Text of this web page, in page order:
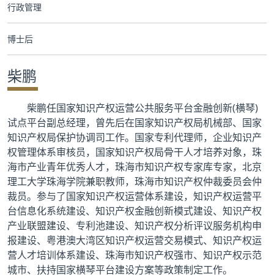
合作交流
党群工作
学生发展
校友服务
人才招聘
行政管理
博士后
柴鹏
柴鹏任国家知识产权运营公共服务平台金融创新(横琴)
试点平台副总经理，曾先后在国家知识产权局机械部、国家
知识产权局保护协调司工作。国家专利代理师，企业知识产
权管理体系审核员，国家知识产权局骨干人才培养对象，珠
海市产业青年优秀人才，珠海市知识产权专家库专家，北京
理工大学珠海学院兼职教师，珠海市知识产权仲裁委员会仲
裁员。参与了国家知识产权运营体系建设，知识产权运营平
台信息化系统建设、知识产权金融创新模式建设、知识产权
产业联盟建设、专利池建设、知识产权分析评议服务机构申
报建设、粤港澳大湾区知识产权运营交易模式、知识产权运
营人才培训体系建设、珠海市知识产权强市、知识产权示范
城市、扶持国家横琴平台建设方案等政策制定工作。